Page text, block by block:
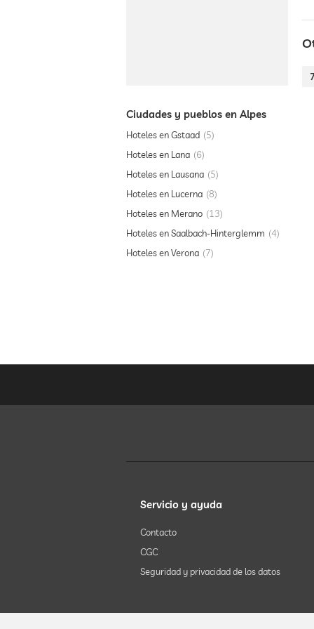
Ciudades y pueblos en Alpes
Hoteles en Gstaad
5
Hoteles en Lana
6
Hoteles en Lausana
5
Hoteles en Lucerna
8
Hoteles en Merano
13
Hoteles en Saalbach-Hinterglemm
4
Hoteles en Verona
7
Servicio y ayuda
Contacto
CGC
Seguridad y privacidad de los datos